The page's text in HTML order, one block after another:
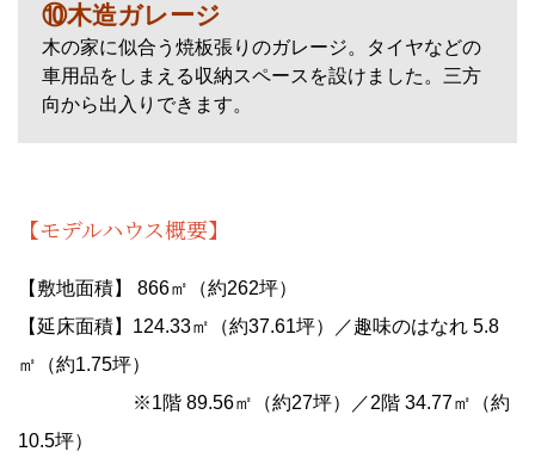
⑩木造ガレージ
木の家に似合う焼板張りのガレージ。タイヤなどの
車用品をしまえる収納スペースを設けました。三方
向から出入りできます。
【モデルハウス概要】
【敷地面積】 866㎡（約262坪）
【延床面積】124.33㎡（約37.61坪）／趣味のはなれ 5.8
㎡（約1.75坪）
※1階 89.56㎡（約27坪）／2階 34.77㎡（約
10.5坪）